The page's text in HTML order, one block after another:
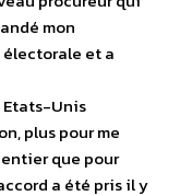
mon
et a
Etats-Unis
plus pour me
que pour
a été pris il y